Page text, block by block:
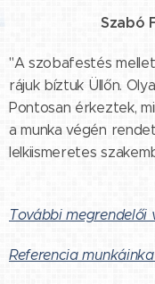
⭐⭐⭐⭐⭐Szabó
"A szobafestés
rájuk bíztuk Üllőn.
Pontosan érkeztek,
a munka végén
lelkiismeretes
További megrendelői
Referencia